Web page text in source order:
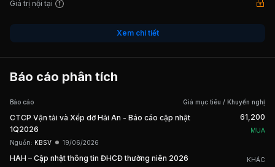
Giá trị nội tại
Xem chi tiết
Báo cáo phân tích
Báo cáo Giá mục tiêu / Khuyến nghị
CTCP Vận tải và Xếp dỡ Hải An - Báo cáo cập nhật
1Q2026
Nguồn: KBSV 19/06/2026
61,200
MUA
HAH – Cập nhật thông tin ĐHCĐ thường niên 2026 KHÁC